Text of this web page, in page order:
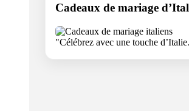
Cadeaux de mariage
"Célébrez avec une touche